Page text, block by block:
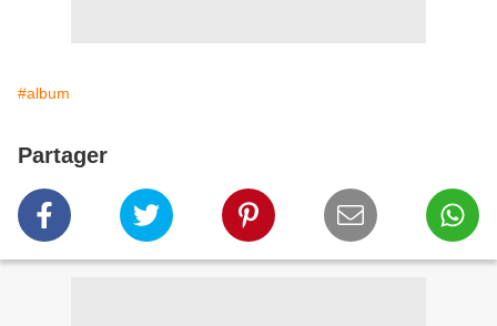
#album
Partager